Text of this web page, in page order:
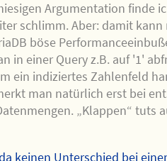
Argumentation finde
schlimm. Aber: damit kann
böse
in einer Query z.B. auf '1'
ein indiziertes Zahlenfeld
man natürlich erst bei
„Klappen“ tuts
keinen Unterschied bei